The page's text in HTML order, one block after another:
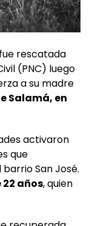
rescatada
(PNC) luego
a su madre
Salamá, en
activaron
que
San José.
22 años, quien